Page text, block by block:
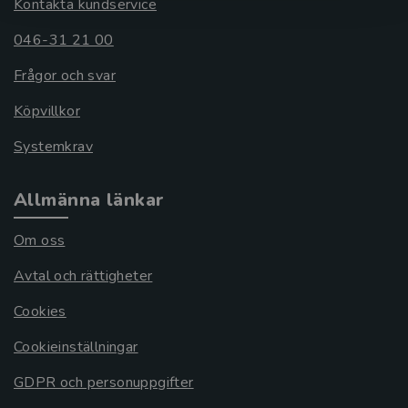
Kontakta kundservice
046-31 21 00
Frågor och svar
Köpvillkor
Systemkrav
Allmänna länkar
Om oss
Avtal och rättigheter
Cookies
Cookieinställningar
GDPR och personuppgifter